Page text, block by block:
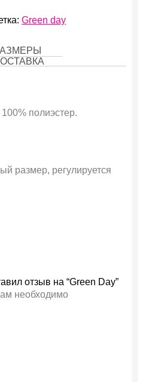
Green day
полиэстер.
размер, регулируется
отзыв на “Green Day”
необходимо